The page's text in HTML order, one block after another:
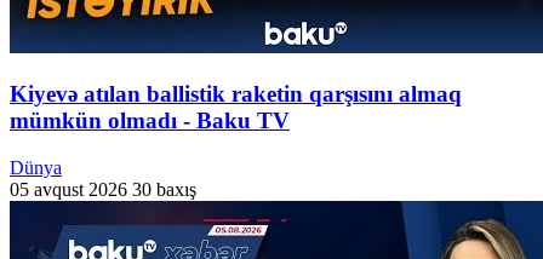
Kiyevə atılan ballistik raketin qarşısını almaq
mümkün olmadı - Baku TV
Dünya
05 avqust 2026 30 baxış